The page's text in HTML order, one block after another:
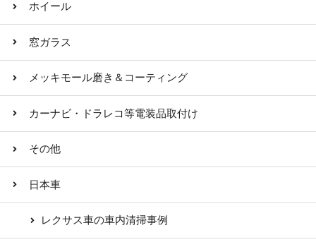
ホイール
窓ガラス
メッキモール磨き＆コーティング
カーナビ・ドラレコ等電装品取付け
その他
日本車
レクサス車の車内清掃事例